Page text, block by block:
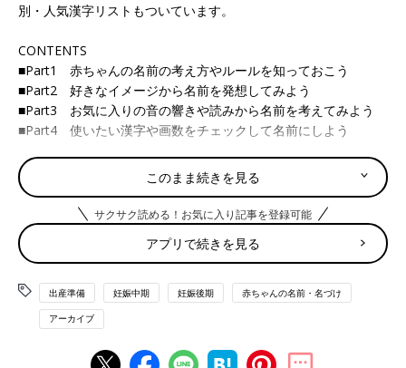
別・人気漢字リストもついています。
CONTENTS
■Part1 赤ちゃんの名前の考え方やルールを知っておこう
■Part2 好きなイメージから名前を発想してみよう
■Part3 お気に入りの音の響きや読みから名前を考えてみよう
■Part4 使いたい漢字や画数をチェックして名前にしよう
●サイズ／192×148mm
●全228ページ
発売日
⇒たまひよブックス＜妊娠期＞一覧はこちら
このまま続きを見る
サクサク読める！お気に入り記事を登録可能
アプリで続きを見る
出産準備 妊娠中期 妊娠後期 赤ちゃんの名前・名づけ
アーカイブ